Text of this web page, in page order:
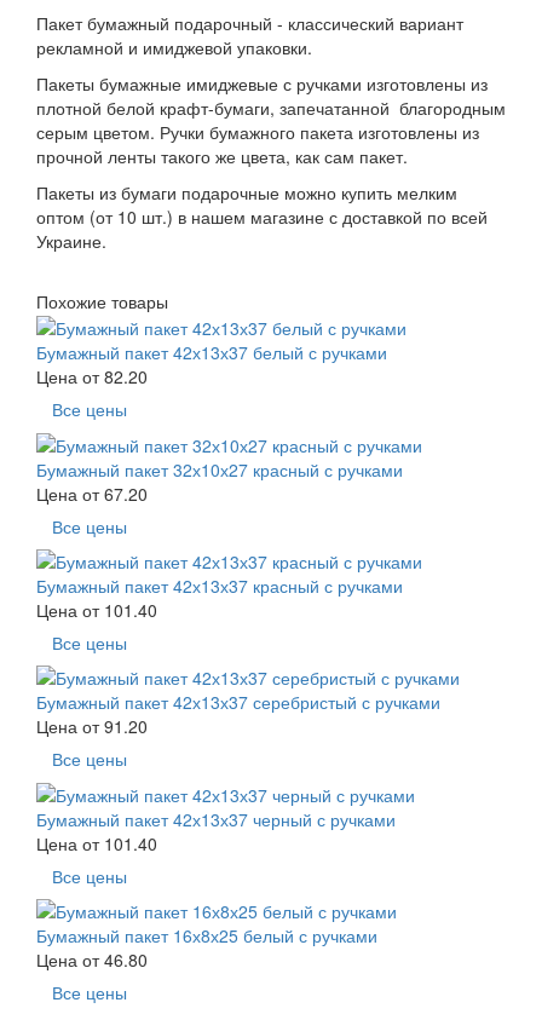
Пакет бумажный подарочный - классический вариант
рекламной и имиджевой упаковки.
Пакеты бумажные имиджевые с ручками изготовлены из
плотной белой крафт-бумаги, запечатанной благородным
серым цветом. Ручки бумажного пакета изготовлены из
прочной ленты такого же цвета, как сам пакет.
Пакеты из бумаги подарочные можно купить мелким
оптом (от 10 шт.) в нашем магазине с доставкой по всей
Украине.
Похожие товары
Бумажный пакет 42х13х37 белый с ручками
Цена от82.20
Все цены
Бумажный пакет 32х10х27 красный с ручками
Цена от67.20
Все цены
Бумажный пакет 42х13х37 красный с ручками
Цена от 101.40
Все цены
Бумажный пакет 42х13х37 серебристый с ручками
Цена от91.20
Все цены
Бумажный пакет 42х13х37 черный с ручками
Цена от 101.40
Все цены
Бумажный пакет 16х8х25 белый с ручками
Цена от46.80
Все цены